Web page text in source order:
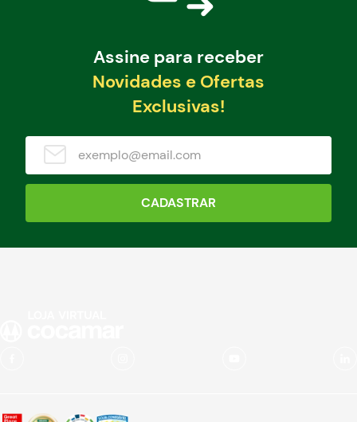
Assine para receber
Novidades e Ofertas
Exclusivas!
CADASTRAR